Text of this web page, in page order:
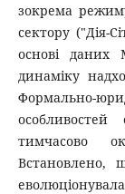
зокрема
сектору ("Дія-
основі даних
динаміку
Формально-
тимчасово
Встановлено,